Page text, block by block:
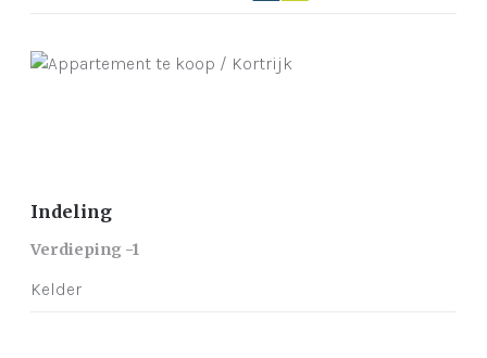
Indeling
Verdieping -1
Kelder